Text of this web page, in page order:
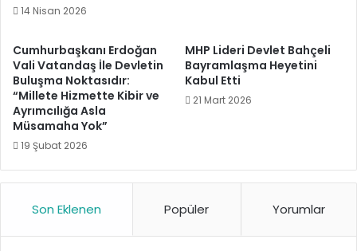
14 Nisan 2026
Cumhurbaşkanı Erdoğan
Vali Vatandaş İle Devletin
Buluşma Noktasıdır:
“Millete Hizmette Kibir ve
Ayrımcılığa Asla
Müsamaha Yok”
19 Şubat 2026
MHP Lideri Devlet Bahçeli
Bayramlaşma Heyetini
Kabul Etti
21 Mart 2026
Son Eklenen Popüler Yorumlar